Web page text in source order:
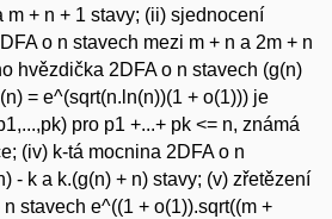
m + n + 1 stavy; (ii) sjednocení
o n stavech mezi m + n a 2m + n
hvězdička 2DFA o n stavech (g(n)
= e^(sqrt(n.ln(n))(1 + o(1))) je
pro p1 +...+ pk <= n, známá
(iv) k-tá mocnina 2DFA o n
- k a k.(g(n) + n) stavy; (v) zřetězení
stavech e^((1 + o(1)).sqrt((m +